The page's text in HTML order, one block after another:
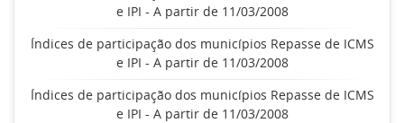
e IPI - A partir de 11/03/2008
Índices de participação dos municípios Repasse de ICMS
e IPI - A partir de 11/03/2008
Índices de participação dos municípios Repasse de ICMS
e IPI - A partir de 11/03/2008